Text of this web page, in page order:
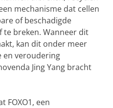
mechanisme dat cellen
of beschadigde
te breken. Wanneer dit
kan dit onder meer
en veroudering
Jing Yang bracht
FOXO1, een